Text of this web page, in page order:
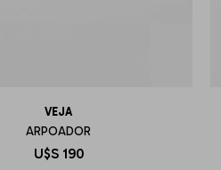
VEJA
ARPOADOR
U$S 190